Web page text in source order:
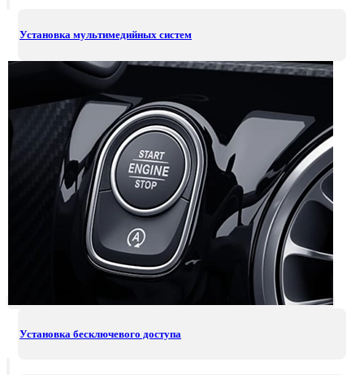
Установка мультимедийных систем
Установка бесключевого доступа